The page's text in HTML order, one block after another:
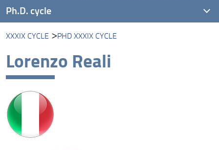
XXXIX CYCLE PHD XXXIX CYCLE
Lorenzo Reali
Ph.D. cycle
XLI cycle
XL cycle
XXXIX cycle
XXXVIII cycle
XXXVII cycle
XXXVI cycle